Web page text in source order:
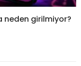
girilmiyor?